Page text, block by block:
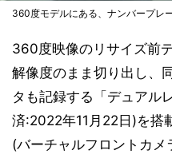
360度モデルにある、ナンバープレ
360度映像のリサイズ前
解像度のまま切り出し、
タも記録する「デュアル
済:2022年11月22日)を搭
(バーチャルフロントカ